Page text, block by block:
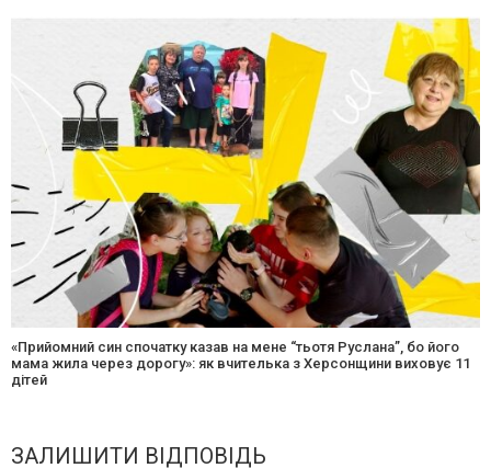
«Прийомний син спочатку казав на мене “тьотя Руслана”, бо його
мама жила через дорогу»: як вчителька з Херсонщини виховує 11
дітей
ЗАЛИШИТИ ВІДПОВІДЬ